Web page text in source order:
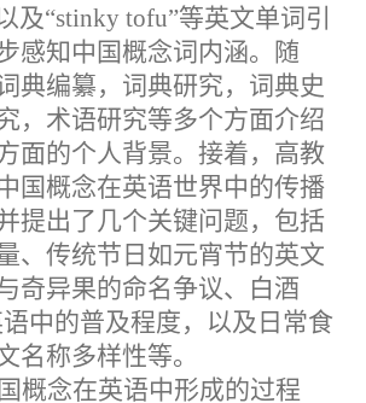
及“stinky tofu”等英文单词引
感知中国概念词内涵。随
典编纂，词典研究，词典史
，术语研究等多个方面介绍
面的个人背景。接着，高教
国概念在英语世界中的传播
提出了几个关键问题，包括
、传统节日如元宵节的英文
奇异果的命名争议、白酒
语中的普及程度，以及日常食
名称多样性等。
概念在英语中形成的过程